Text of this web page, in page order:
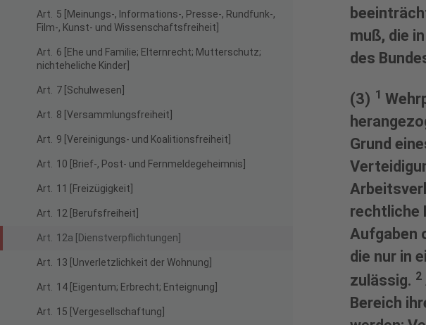
Art. 5 [Meinungs-, Informations-, Presse-, Rundfunk-,
Film-, Kunst- und Wissenschaftsfreiheit]
Art. 6 [Ehe und Familie; Elternrecht; Mutterschutz;
nichteheliche Kinder]
Art. 7 [Schulwesen]
Art. 8 [Versammlungsfreiheit]
Art. 9 [Vereinigungs- und Koalitionsfreiheit]
Art. 10 [Brief-, Post- und Fernmeldegeheimnis]
Art. 11 [Freizügigkeit]
Art. 12 [Berufsfreiheit]
Art. 12a [Dienstverpflichtungen]
Art. 13 [Unverletzlichkeit der Wohnung]
Art. 14 [Eigentum; Erbrecht; Enteignung]
Art. 15 [Vergesellschaftung]
muß, die
des
(3) 1
Grund
rechtliche
Aufgaben
die nur in
zulässig. 2
Bereich